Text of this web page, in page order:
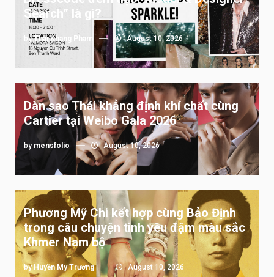
Search” là gì?
byThai Khang Pham August 10, 2026
Dàn sao Thái khẳng định khí chất cùng
Cartier tại Weibo Gala 2026
by mensfolio August 10, 2026
Phương Mỹ Chi kết hợp cùng Bảo Định
trong câu chuyện tình yêu đậm màu sắc
Khmer Nam bộ
byHuyền My Trương August 10, 2026